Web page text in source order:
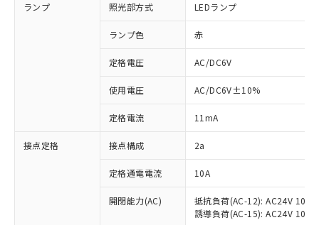
ランプ 照光部方式 LEDランプ
ランプ色 赤
定格電圧 AC/DC6V
使用電圧 AC/DC6V±10%
定格電流 11mA
接点定格 接点構成 2a
定格通電電流 10A
開閉能力(AC)
抵抗負荷(AC-12): AC24V 10A/
誘導負荷(AC-15): AC24V
ご利用条件
以下の条件をお読みいただき、同意のうえ
ご利用ください。
本サービスは、当社制御機器事業取扱
商品の当社在庫状況および標準価格
(税抜)を提供させていただくもので
当社制御機器事業取扱商品の中には、
対応済み：EU RoHS指令（10物質）の
非含有に対応した製品が提供可能な商品で
対応予定：EU RoHS指令（10物質）の非含
有に対応した製品に切り替える予定のある
対応予定なし：EU RoHS指令（10物質）の
非含有に非対応の商品で、対応品を出す予
調査・確認中：EU RoHS指令（10物質）の
非含有の対応状況を調査中または確認中の
非該当品：ライセンス料など無形物で、有
害物質有無と関係のない商品です。
仕入先様の事情により、非含有部品として
「○」：最大均質材料含有率が中国RoHSの
基準値以下であることを示します。
「×」：最大均質材料含有率が中国RoHSの